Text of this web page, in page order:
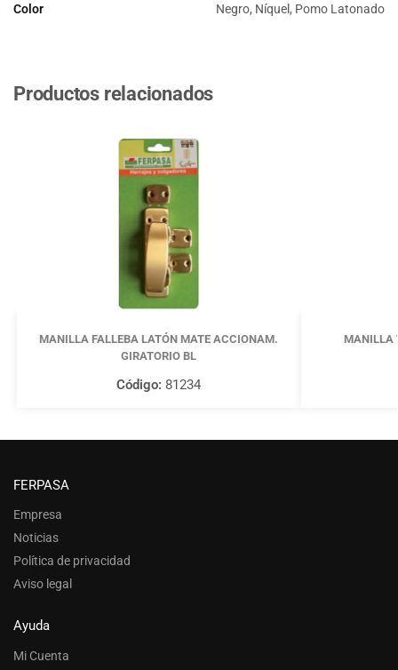
Color Negro, Níquel, Pomo Latonado
Productos relacionados
MANILLA FALLEBA LATÓN MATE ACCIONAM.
GIRATORIO BL
Código: 81234
MANILLA
FERPASA
Empresa
Noticias
Política de privacidad
Aviso legal
Ayuda
Mi Cuenta